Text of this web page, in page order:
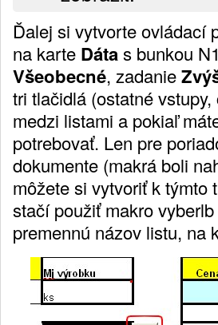
Ďalej si vytvorte ovládací
na karte Dátas bunkou
Všeobecné, zadanie
tri tlačidlá (ostatné
medzi listami a pokiaľ
potrebovať. Len pre
dokumente (makrá boli
môžete si vytvoriť k týmto
stačí použiť makro
premennú názov listu, na